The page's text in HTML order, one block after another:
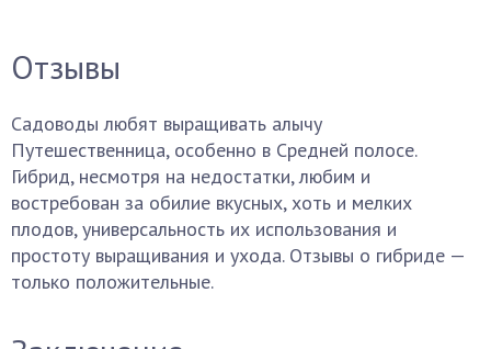
Отзывы
Садоводы любят выращивать алычу
Путешественница, особенно в Средней полосе.
Гибрид, несмотря на недостатки, любим и
востребован за обилие вкусных, хоть и мелких
плодов, универсальность их использования и
простоту выращивания и ухода. Отзывы о гибриде —
только положительные.